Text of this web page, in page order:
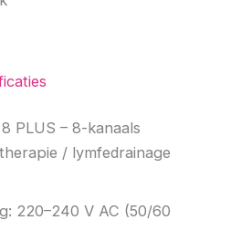
PLUS – 8-kanaals
/ lymfedrainage
220–240 V AC (50/60